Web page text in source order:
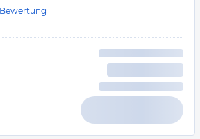
Bewertung